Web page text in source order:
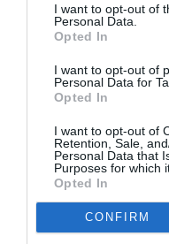
I want to opt-out of
Personal Data.
Opted In
I want to opt-out of
Personal Data for
Opted In
I want to opt-out of
Retention, Sale,
Personal Data that
Purposes for which
Opted In
CONFIRM
Soutenez Air